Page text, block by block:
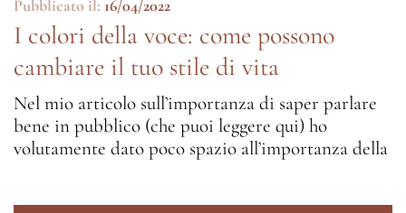
Pubblicato il: 16/04/2022
I colori della voce: come possono
cambiare il tuo stile di vita
Nel mio articolo sull’importanza di saper parlare
bene in pubblico (che puoi leggere qui) ho
volutamente dato poco spazio all’importanza della